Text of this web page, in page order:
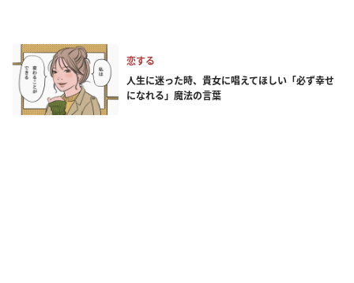
恋する
人生に迷った時、貴女に唱えてほしい「必ず幸せ
になれる」魔法の言葉